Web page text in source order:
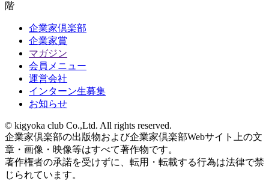
階
企業家倶楽部
企業家賞
マガジン
会員メニュー
運営会社
インターン生募集
お知らせ
© kigyoka club Co.,Ltd. All rights reserved.
企業家倶楽部の出版物および企業家倶楽部Webサイト上の文
章・画像・映像等はすべて著作物です。
著作権者の承諾を受けずに、転用・転載する行為は法律で禁
じられています。